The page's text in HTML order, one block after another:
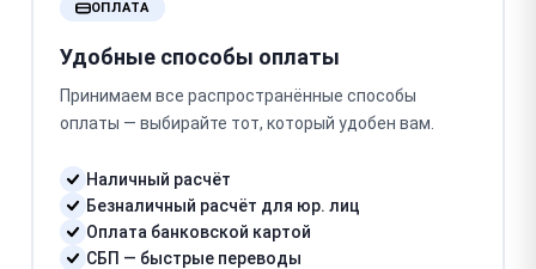
ОПЛАТА
Удобные способы оплаты
Принимаем все распространённые способы
оплаты — выбирайте тот, который удобен вам.
Наличный расчёт
Безналичный расчёт для юр. лиц
Оплата банковской картой
СБП — быстрые переводы